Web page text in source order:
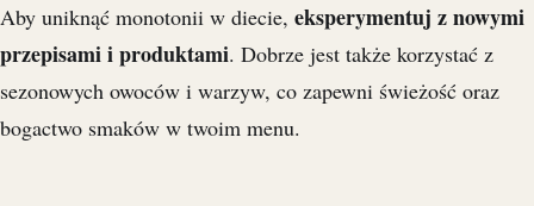
Aby uniknąć monotonii w diecie, eksperymentuj z nowymi
przepisami i produktami. Dobrze jest także korzystać z
sezonowych owoców i warzyw, co zapewni świeżość oraz
bogactwo smaków w twoim menu.